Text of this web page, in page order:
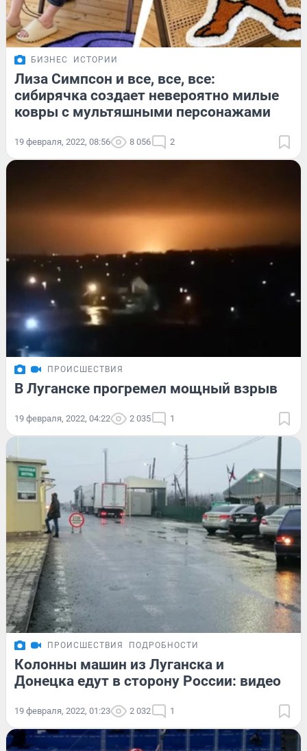
БИЗНЕС ИСТОРИИ
Лиза Симпсон и все, все, все:
сибирячка создает невероятно милые
ковры с мультяшными персонажами
19 февраля, 2022, 08:56 8 056 2
ПРОИСШЕСТВИЯ
В Луганске прогремел мощный взрыв
19 февраля, 2022, 04:22 2 035 1
ПРОИСШЕСТВИЯ ПОДРОБНОСТИ
Колонны машин из Луганска и
Донецка едут в сторону России: видео
19 февраля, 2022, 01:23 2 032 1